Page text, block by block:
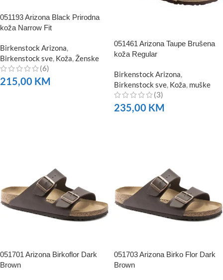
051193 Arizona Black Prirodna
koža Narrow Fit
Birkenstock Arizona
Birkenstock sve Koža Ženske
(6)
215,00 KM
051461 Arizona Taupe Brušena
koža Regular
Birkenstock Arizona,
Birkenstock sve, Koža, muške
(3)
235,00 KM
051701 Arizona Birkoflor Dark
Brown
051703 Arizona Birko Flor Dark
Brown